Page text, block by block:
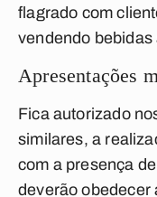
flagrado com
vendendo
Apresentações
Fica autorizado
similares, a
com a presença
deverão obedecer